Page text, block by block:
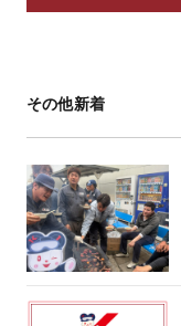
その他新着